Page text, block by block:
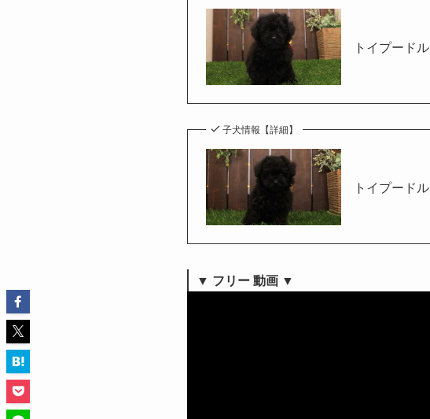
トイプード
子犬情報【詳細】
トイプード
▼ フリー 動画 ▼